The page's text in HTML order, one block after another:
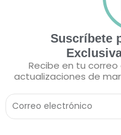
Suscríbete
Recibe en tu
actualizaciones de
Correo
Electrónico